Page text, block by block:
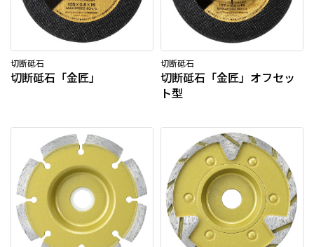
切断砥石
切断砥石「金匠」
切断砥石
切断砥石「金匠」オフセッ
ト型